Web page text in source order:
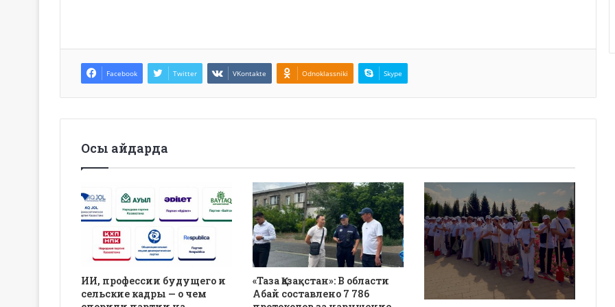
Facebook Twitter VKontakte Odnoklassniki Skype
Осы айдарда
ИИ, профессии будущего и
сельские кадры — о чем
«Таза Қазақстан»: В области
Абай составлено 7 786